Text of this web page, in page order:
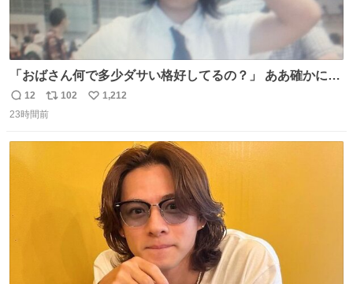
「おばさん何で多少ダサい格好してるの？」 ああ確かに多
少ダサいな。君達が大人になる時にはこんな格好しなくて
済むと良いな
返
信
12
リ
ポ
102
い
1,212
23時間前